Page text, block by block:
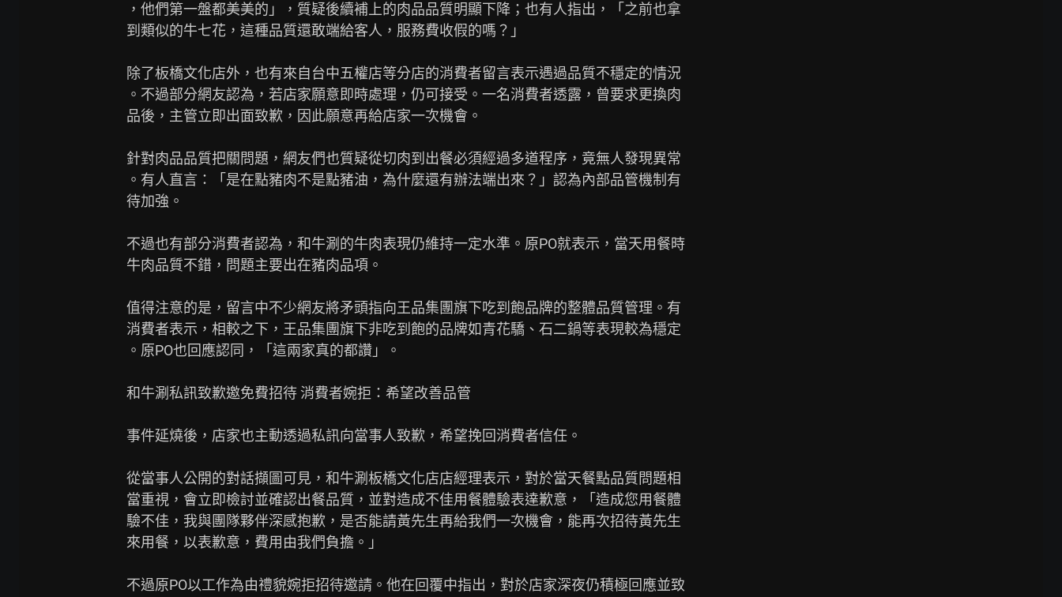
，他們第一盤都美美的」，質疑後續補上的肉品品質明顯下降；也有人指出，「之前也拿
到類似的牛七花，這種品質還敢端給客人，服務費收假的嗎？」
除了板橋文化店外，也有來自台中五權店等分店的消費者留言表示遇過品質不穩定的情況
。不過部分網友認為，若店家願意即時處理，仍可接受。一名消費者透露，曾要求更換肉
品後，主管立即出面致歉，因此願意再給店家一次機會。
針對肉品品質把關問題，網友們也質疑從切肉到出餐必須經過多道程序，竟無人發現異常
。有人直言：「是在點豬肉不是點豬油，為什麼還有辦法端出來？」認為內部品管機制有
待加強。
不過也有部分消費者認為，和牛涮的牛肉表現仍維持一定水準。原PO就表示，當天用餐時
牛肉品質不錯，問題主要出在豬肉品項。
值得注意的是，留言中不少網友將矛頭指向王品集團旗下吃到飽品牌的整體品質管理。有
消費者表示，相較之下，王品集團旗下非吃到飽的品牌如青花驕、石二鍋等表現較為穩定
。原PO也回應認同，「這兩家真的都讚」。
和牛涮私訊致歉邀免費招待 消費者婉拒：希望改善品管
事件延燒後，店家也主動透過私訊向當事人致歉，希望挽回消費者信任。
從當事人公開的對話擷圖可見，和牛涮板橋文化店店經理表示，對於當天餐點品質問題相
當重視，會立即檢討並確認出餐品質，並對造成不佳用餐體驗表達歉意，「造成您用餐體
驗不佳，我與團隊夥伴深感抱歉，是否能請黃先生再給我們一次機會，能再次招待黃先生
來用餐，以表歉意，費用由我們負擔。」
不過原PO以工作為由禮貌婉拒招待邀請。他在回覆中指出，對於店家深夜仍積極回應並致